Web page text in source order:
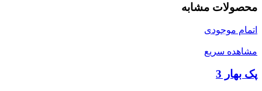
محصولات مشابه
اتمام موجودی
مشاهده سریع
پک بهار 3